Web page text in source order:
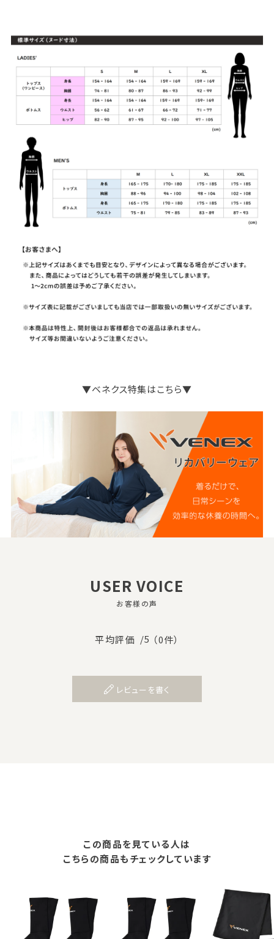
▼ベネクス特集はこちら▼
USER VOICE
お客様の声
平均評価 /5 （0件）
レビューを書く
この商品を見ている人は
こちらの商品もチェックしています